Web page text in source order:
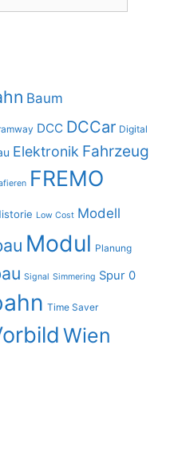
Baum
DCC DCCar Digital
Elektronik Fahrzeug
FREMO
Low Cost Modell
Modul Planung
Signal Simmering Spur 0
Time Saver
Wien